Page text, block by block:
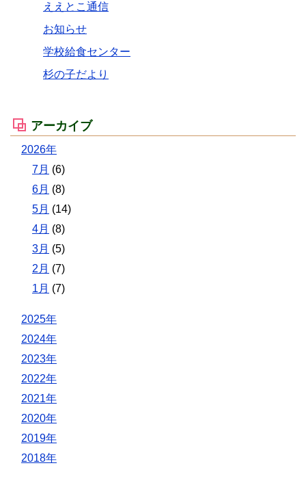
ええとこ通信
お知らせ
学校給食センター
杉の子だより
アーカイブ
2026年
7月 (6)
6月 (8)
5月 (14)
4月 (8)
3月 (5)
2月 (7)
1月 (7)
2025年
2024年
2023年
2022年
2021年
2020年
2019年
2018年